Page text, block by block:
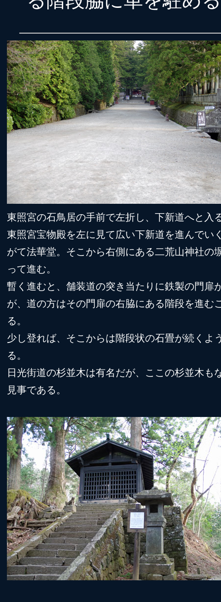
東照宮の石鳥居の手前で左折し、下新道へと入
東照宮宝物殿を左に見て広い下新道を進んでい
がて法華堂。そこから右側にある二荒山神社の
って進む。
暫く進むと、舗装道の突き当たりに鉄製の門扉
が、道の方はその門扉の右脇にある階段を進む
る。
少し登れば、そこからは階段状の石畳が続くよ
る。
日光街道の杉並木は有名だが、ここの杉並木も
見事である。